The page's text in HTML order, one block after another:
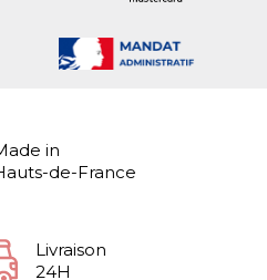
in
de-France
Livraison
24H